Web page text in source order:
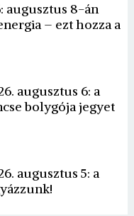
augusztus 8-án
– ezt hozza a
augusztus 6: a
bolygója jegyet
augusztus 5: a